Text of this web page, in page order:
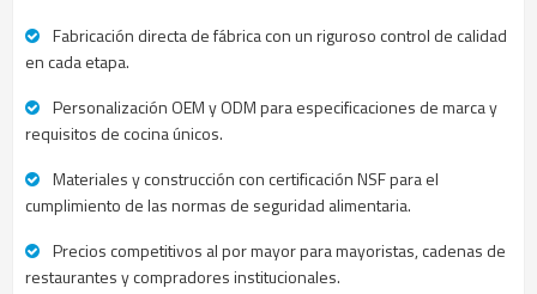
Fabricación directa de fábrica con un riguroso control de calidad
en cada etapa.
Personalización OEM y ODM para especificaciones de marca y
requisitos de cocina únicos.
Materiales y construcción con certificación NSF para el
cumplimiento de las normas de seguridad alimentaria.
Precios competitivos al por mayor para mayoristas, cadenas de
restaurantes y compradores institucionales.